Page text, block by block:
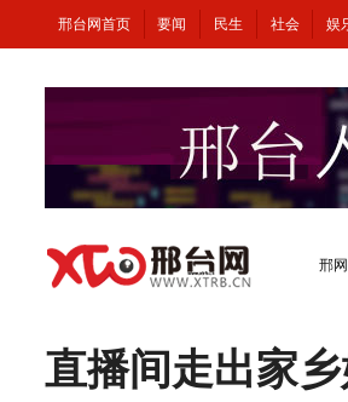
邢台网首页 要闻 民生 社会 娱
邢
直播间走出家